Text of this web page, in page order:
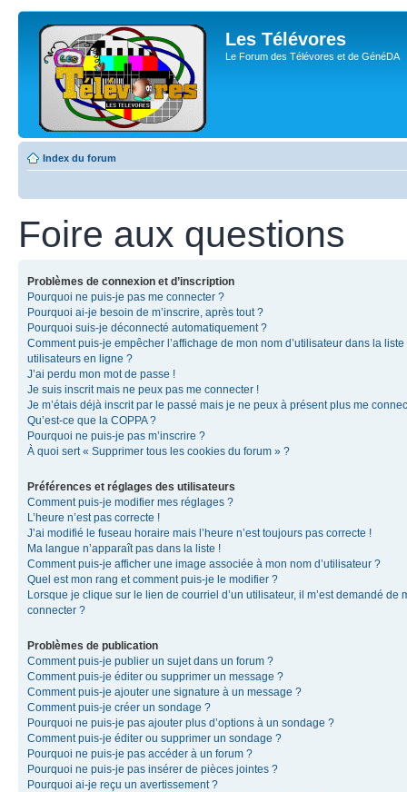
Les Télévores
Le Forum des Télévores et de GénéDA
Index du forum
Foire aux questions
Problèmes de connexion et d’inscription
Pourquoi ne puis-je pas me connecter ?
Pourquoi ai-je besoin de m’inscrire, après tout ?
Pourquoi suis-je déconnecté automatiquement ?
Comment puis-je empêcher l’affichage de mon nom d’utilisateur dans la liste
utilisateurs en ligne ?
J’ai perdu mon mot de passe !
Je suis inscrit mais ne peux pas me connecter !
Je m’étais déjà inscrit par le passé mais je ne peux à présent plus me
Qu’est-ce que la COPPA ?
Pourquoi ne puis-je pas m’inscrire ?
À quoi sert « Supprimer tous les cookies du forum » ?
Préférences et réglages des utilisateurs
Comment puis-je modifier mes réglages ?
L’heure n’est pas correcte !
J’ai modifié le fuseau horaire mais l’heure n’est toujours pas correcte !
Ma langue n’apparaît pas dans la liste !
Comment puis-je afficher une image associée à mon nom d’utilisateur ?
Quel est mon rang et comment puis-je le modifier ?
Lorsque je clique sur le lien de courriel d’un utilisateur, il m’est demandé de
connecter ?
Problèmes de publication
Comment puis-je publier un sujet dans un forum ?
Comment puis-je éditer ou supprimer un message ?
Comment puis-je ajouter une signature à un message ?
Comment puis-je créer un sondage ?
Pourquoi ne puis-je pas ajouter plus d’options à un sondage ?
Comment puis-je éditer ou supprimer un sondage ?
Pourquoi ne puis-je pas accéder à un forum ?
Pourquoi ne puis-je pas insérer de pièces jointes ?
Pourquoi ai-je reçu un avertissement ?